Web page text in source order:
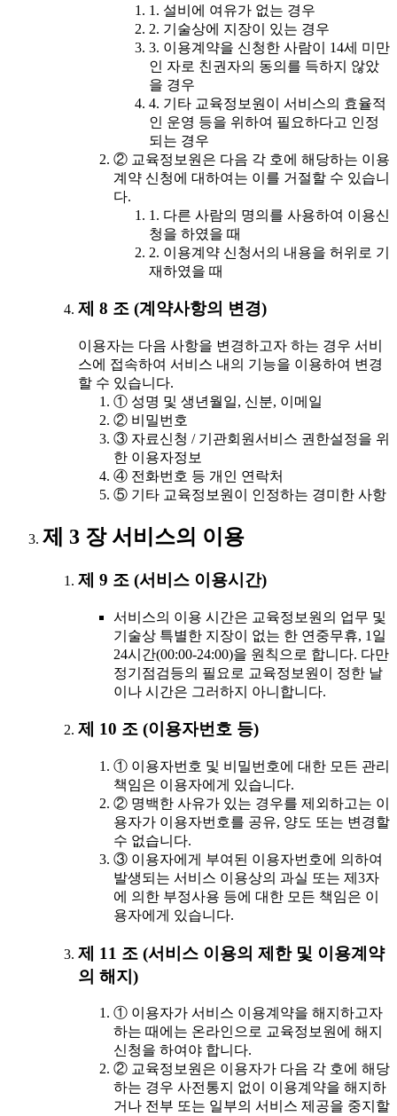
1. 설비에 여유가 없는 경우
2. 기술상에 지장이 있는 경우
3. 이용계약을 신청한 사람이 14세 미만
인 자로 친권자의 동의를 득하지 않았
을 경우
4. 기타 교육정보원이 서비스의 효율적
인 운영 등을 위하여 필요하다고 인정
되는 경우
② 교육정보원은 다음 각 호에 해당하는 이용
계약 신청에 대하여는 이를 거절할 수 있습니
다.
1. 다른 사람의 명의를 사용하여 이용신
청을 하였을 때
2. 이용계약 신청서의 내용을 허위로 기
재하였을 때
제 8 조 (계약사항의 변경)
이용자는 다음 사항을 변경하고자 하는 경우 서비
스에 접속하여 서비스 내의 기능을 이용하여 변경
할 수 있습니다.
① 성명 및 생년월일, 신분, 이메일
② 비밀번호
③ 자료신청 / 기관회원서비스 권한설정을 위
한 이용자정보
④ 전화번호 등 개인 연락처
⑤ 기타 교육정보원이 인정하는 경미한 사항
제 3 장 서비스의 이용
제 9 조 (서비스 이용시간)
서비스의 이용 시간은 교육정보원의 업무 및
기술상 특별한 지장이 없는 한 연중무휴, 1일
24시간(00:00-24:00)을 원칙으로 합니다. 다만
정기점검등의 필요로 교육정보원이 정한 날
이나 시간은 그러하지 아니합니다.
제 10 조 (이용자번호 등)
① 이용자번호 및 비밀번호에 대한 모든 관리
책임은 이용자에게 있습니다.
② 명백한 사유가 있는 경우를 제외하고는 이
용자가 이용자번호를 공유, 양도 또는 변경할
수 없습니다.
③ 이용자에게 부여된 이용자번호에 의하여
발생되는 서비스 이용상의 과실 또는 제3자
에 의한 부정사용 등에 대한 모든 책임은 이
용자에게 있습니다.
제 11 조 (서비스 이용의 제한 및 이용계약
의 해지)
① 이용자가 서비스 이용계약을 해지하고자
하는 때에는 온라인으로 교육정보원에 해지
신청을 하여야 합니다.
② 교육정보원은 이용자가 다음 각 호에 해당
하는 경우 사전통지 없이 이용계약을 해지하
거나 전부 또는 일부의 서비스 제공을 중지할